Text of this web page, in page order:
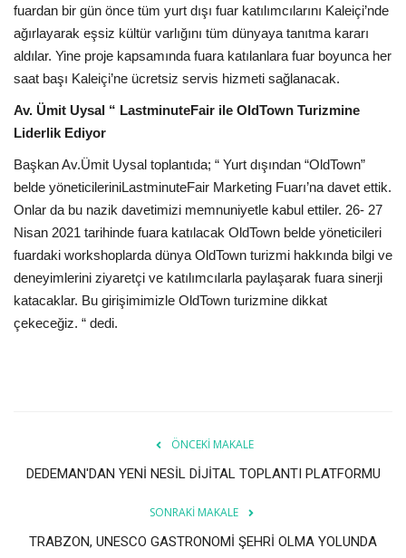
fuardan bir gün önce tüm yurt dışı fuar katılımcılarını Kaleiçi’nde
ağırlayarak eşsiz kültür varlığını tüm dünyaya tanıtma kararı
aldılar. Yine proje kapsamında fuara katılanlara fuar boyunca her
saat başı Kaleiçi’ne ücretsiz servis hizmeti sağlanacak.
Av. Ümit Uysal “ LastminuteFair ile OldTown Turizmine
Liderlik Ediyor
Başkan Av.Ümit Uysal toplantıda; “ Yurt dışından “OldTown”
belde yöneticileriniLastminuteFair Marketing Fuarı’na davet ettik.
Onlar da bu nazik davetimizi memnuniyetle kabul ettiler. 26- 27
Nisan 2021 tarihinde fuara katılacak OldTown belde yöneticileri
fuardaki workshoplarda dünya OldTown turizmi hakkında bilgi ve
deneyimlerini ziyaretçi ve katılımcılarla paylaşarak fuara sinerji
katacaklar. Bu girişimimizle OldTown turizmine dikkat
çekeceğiz. “ dedi.
ÖNCEKI MAKALE
DEDEMAN'DAN YENİ NESİL DİJİTAL TOPLANTI PLATFORMU
SONRAKI MAKALE
TRABZON, UNESCO GASTRONOMİ ŞEHRİ OLMA YOLUNDA